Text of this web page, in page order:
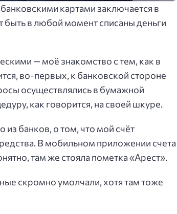
картами заключается в
быть в любой момент списаны деньги
— моё знакомство с тем, как в
во-первых, к банковской стороне
осуществлялись в бумажной
как говорится, на своей шкуре.
из банков, о том, что мой счёт
В мобильном приложении счета
там же стояла пометка «Арест».
скромно умолчали, хотя там тоже